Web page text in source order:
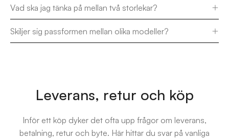
Vad ska jag tänka på mellan två storlekar?
Skiljer sig passformen mellan olika modeller?
Leverans, retur och köp
Inför ett köp dyker det ofta upp frågor om leverans,
betalning, retur och byte. Här hittar du svar på vanliga